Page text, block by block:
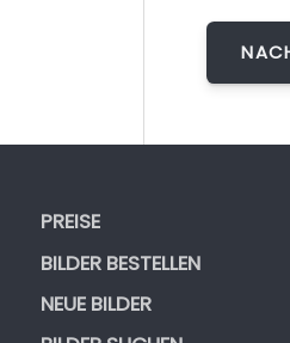
PREISE
BILDER BESTELLEN
NEUE BILDER